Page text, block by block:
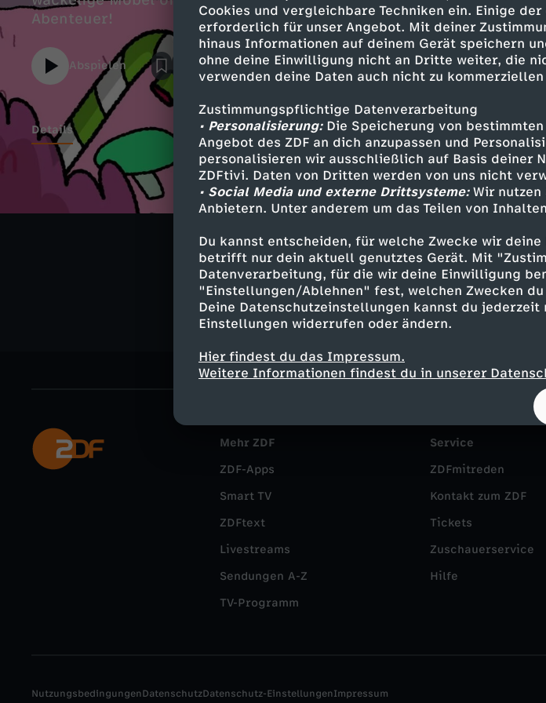
Cookies und vergleichbare Techniken ein. Einige
erforderlich für unser Angebot. Mit deiner
hinaus Informationen auf deinem Gerät speichern
ohne deine Einwilligung nicht an Dritte weiter, die
verwenden deine Daten auch nicht zu kommerziellen
Zustimmungspflichtige Datenverarbeitung
• Personalisierung:Die Speicherung von
Angebot des ZDF an dich anzupassen und
personalisieren wir ausschließlich auf Basis deiner
ZDFtivi. Daten von Dritten werden von uns nicht
• Social Media und externe Drittsysteme:Wir nutzen
Anbietern. Unter anderem um das Teilen von
Du kannst entscheiden, für welche Zwecke wir
betrifft nur dein aktuell genutztes Gerät. Mit
Datenverarbeitung, für die wir deine Einwilligung
"Einstellungen/Ablehnen" fest, welchen Zwecken
Deine Datenschutzeinstellungen kannst du
Einstellungen widerrufen oder ändern.
Hier findest du das Impressum.
Weitere Informationen findest du in unserer
Abspielen
Details
Ähnliche Inhalte entdecken
Abenteuer Animation fröhlich
Super Happy Magic Forest
Mehr ZDF
ZDF-Apps
Smart TV
ZDFtext
Livestreams
Sendungen A-Z
TV-Programm
Service
ZDFmitreden
Kontakt zum ZDF
Tickets
Zuschauerservice
Hilfe
NutzungsbedingungenDatenschutzDatenschutz-EinstellungenImpressum